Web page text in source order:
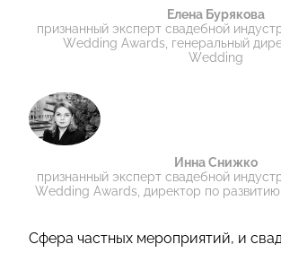
Елена Бурякова
признанный эксперт свадебной
Wedding Awards, генеральный
Wedding
Инна Снижко
признанный эксперт свадебной
Wedding Awards, директор по
Сфера частных мероприятий, и